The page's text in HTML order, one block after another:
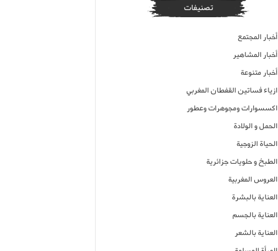
تصنيفات
أخبار المجتمع
أخبار المشاهير
أخبار متنوعة
ازياء فساتين القفطان المغربي
اكسسوارات ومجوهرات وعطور
الحمل و الولادة
الحياة الزوجية
الطبخ و حلويات جزائرية
العروس المغربية
العناية بالبشرة
العناية بالجسم
العناية بالشعر